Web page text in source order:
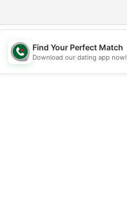
💖
Find Your Perfect Match
Download our dating app now!